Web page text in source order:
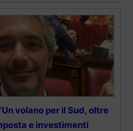
volano per il Sud, oltre
e investimenti